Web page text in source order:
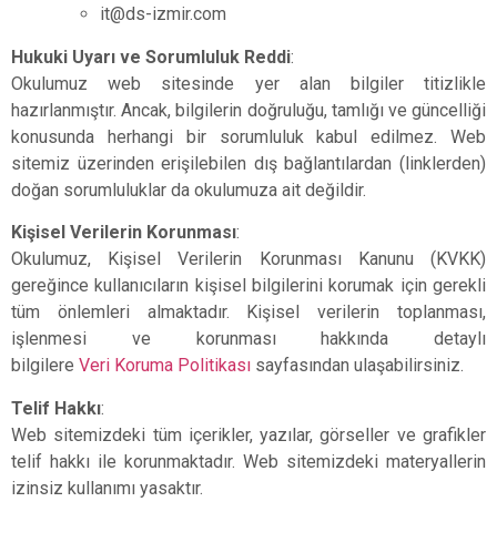
it@ds-izmir.com
Hukuki Uyarı ve Sorumluluk Reddi:
Okulumuz web sitesinde yer alan bilgiler titizlikle
hazırlanmıştır. Ancak, bilgilerin doğruluğu, tamlığı ve güncelliği
konusunda herhangi bir sorumluluk kabul edilmez. Web
sitemiz üzerinden erişilebilen dış bağlantılardan (linklerden)
doğan sorumluluklar da okulumuza ait değildir.
Kişisel Verilerin Korunması:
Okulumuz, Kişisel Verilerin Korunması Kanunu (KVKK)
gereğince kullanıcıların kişisel bilgilerini korumak için gerekli
tüm önlemleri almaktadır. Kişisel verilerin toplanması,
işlenmesi ve korunması hakkında detaylı
bilgilere Veri Koruma Politikası sayfasından ulaşabilirsiniz.
Telif Hakkı:
Web sitemizdeki tüm içerikler, yazılar, görseller ve grafikler
telif hakkı ile korunmaktadır. Web sitemizdeki materyallerin
izinsiz kullanımı yasaktır.